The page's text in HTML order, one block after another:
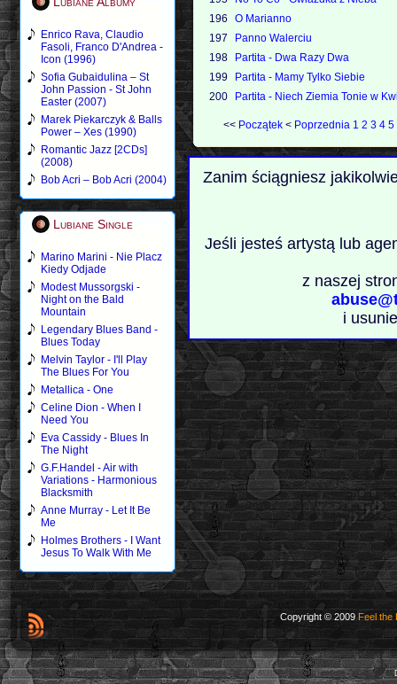
Enrico Rava, Claudio
Fasoli, Franco D'Andrea -
Icon (1996)
Sofia Gubaidulina – St
John Passion - St John
Easter (2007)
Marek Piekarczyk & Balls
Power – Xes (1990)
Romantic Jazz [2CDs]
(2008)
Bob Acri – Bob Acri (2004)
Lubiane Single
Marino Marini - Nie Placz
Kiedy Odjade
Modest Mussorgski -
Night on the Bald
Mountain
Legendary Blues Band -
Blues Today
Melvin Taylor - I'll Play
The Blues For You
Metallica - One
Celine Dion - When I
Need You
Eva Cassidy - Blues In
The Night
G.F.Handel - Air with
Variations - Harmonious
Blacksmith
Anne Murray - Let It Be
Me
Holmes Brothers - I Want
Jesus To Walk With Me
196
O Marianno
197
Panno Walerciu
198
Partita - Dwa Razy Dwa
199
Partita - Mamy Tylko Siebie
200
Partita - Niech Ziemia Tonie w
<< Początek< Poprzednia 1 2 3 4 5
Zanim ściągniesz
Jeśli jesteś artystą lub
z naszej
i
Copyright © 2009 Feel the